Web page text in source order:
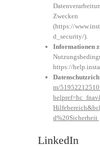
Zwecken
(https://
d_security/).
Informationen
https://
m/
d%20Sicherheit
LinkedIn